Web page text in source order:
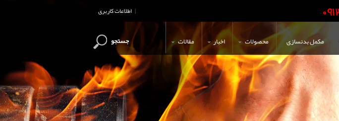
اطلاعات کاربری |
مکمل بدنسازی محصولات اخبار مقالات جستجو